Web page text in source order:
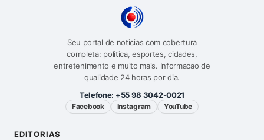
Seu portal de noticias com cobertura
completa: politica, esportes, cidades,
entretenimento e muito mais. Informacao de
qualidade 24 horas por dia.
Telefone: +55 98 3042-0021
Facebook Instagram YouTube
EDITORIAS